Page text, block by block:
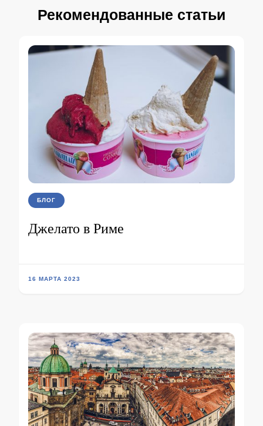
Рекомендованные статьи
БЛОГ
Джелато в Риме
16 МАРТА 2023